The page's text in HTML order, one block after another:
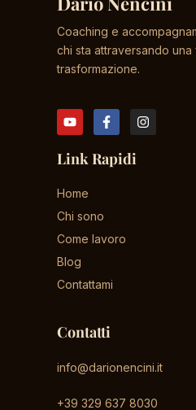
Coaching e
chi sta attraversando una
trasformazione.
Link Rapidi
Home
Chi sono
Come lavoro
Blog
Contattami
Contatti
info@darionencini.it
+39 329 637 8030